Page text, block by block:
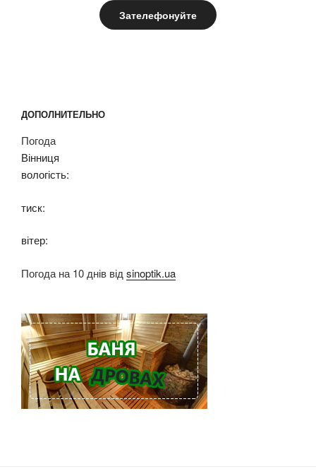
Зателефонуйте
ДОПОЛНИТЕЛЬНО
Погода
Вінниця
вологість:
тиск:
вітер:
Погода на 10 днів від sinoptik.ua